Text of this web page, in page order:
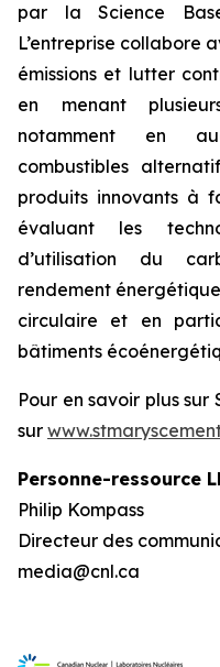
par la Science
L’entreprise collabore
émissions et lutter
en menant
notamment en
combustibles
produits innovants à
évaluant les
d’utilisation du
rendement
circulaire et en
bâtiments
Pour en savoir plus sur
sur
Personne-ressource
Philip Kompass
Directeur des
media@cnl.ca